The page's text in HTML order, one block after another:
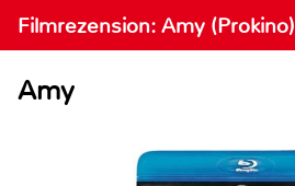
Filmrezension: Amy (Prokino)
Amy